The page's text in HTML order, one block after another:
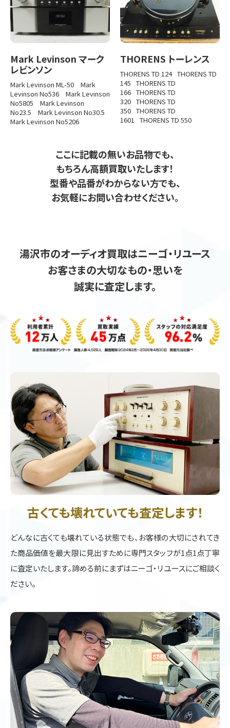
Mark Levinson マーク
レビンソン
Mark Levinson ML-50
Mark
Levinson No536
Mark Levinson
No5805
Mark Levinson
No23.5
Mark Levinson No30.5
Mark Levinson No5206
THORENS トーレンス
THORENS TD 124 THORENS TD
145 THORENS TD
166 THORENS TD
320 THORENS TD
350 THORENS TD
1601 THORENS TD 550
ここに記載の無いお品物でも、
もちろん高額買取いたします！
型番や品番がわからない方でも、
お気軽にお問い合わせください。
湯沢市のオーディオ買取はニーゴ・リユース
お客さまの大切なもの・思いを
誠実に査定します。
古くても壊れていても査定します！
どんなに古くても壊れている状態でも、お客様の大切にされてき
た商品価値を最大限に見出すために専門スタッフが1点1点丁寧
に査定いたします。諦める前にまずはニーゴ・リユースにご相談く
ださい。